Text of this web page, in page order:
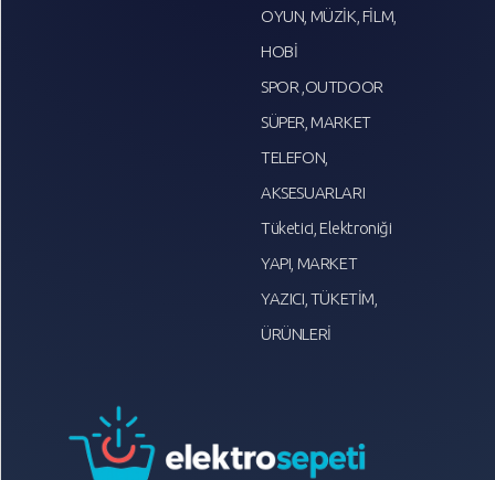
OYUN, MÜZİK, FİLM,
HOBİ
SPOR ,OUTDOOR
SÜPER, MARKET
TELEFON,
AKSESUARLARI
Tüketici, Elektroniği
YAPI, MARKET
YAZICI, TÜKETİM,
ÜRÜNLERİ